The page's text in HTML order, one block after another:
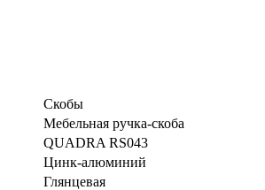
Скобы
Мебельная ручка-скоба
QUADRA RS043
Цинк-алюминий
Глянцевая